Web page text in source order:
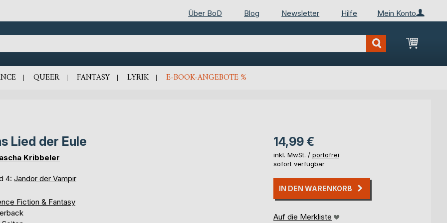
Mein Konto
Über BoD Blog Newsletter Hilfe
Mein
QUEER FANTASY LYRIK E-BOOK-ANGEBOTE %
Lied der Eule
Kribbeler
4: Jandor der Vampir
Fiction & Fantasy
14,99 €
inkl. MwSt. / portofrei
sofort verfügbar
IN DEN WARENKORB
Auf die Merkliste